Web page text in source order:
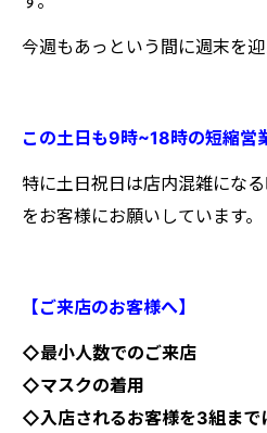
今週もあっという間に週末を迎
この土日も9時~18時の短縮営
特に土日祝日は店内混雑にな
をお客様にお願いしています。
【ご来店のお客様へ】
◇最小人数でのご来店
◇マスクの着用
◇入店されるお客様を3組まで